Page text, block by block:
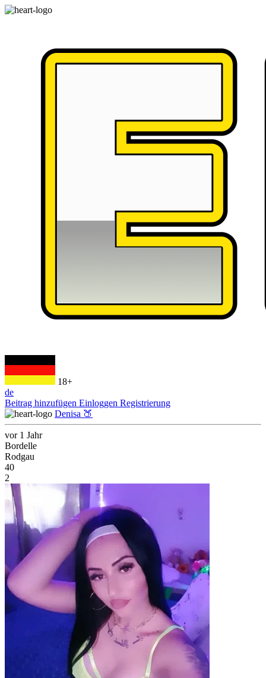
18+
de
Beitrag hinzufügen Einloggen Registrierung
Denisa 🍑
vor 1 Jahr
Bordelle
Rodgau
40
2